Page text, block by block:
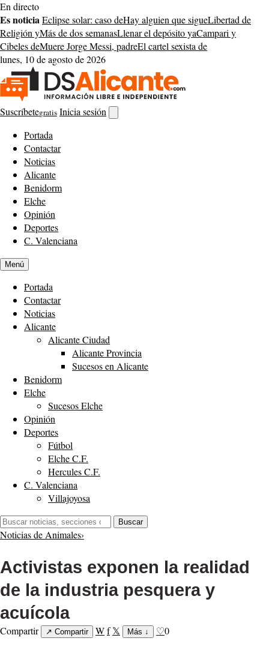
Saltar
al
contenido
En directo
Es noticiaEclipse solar: caso deHay alguien que sigueLibertad de
Religión yMás de dos semanasLlenar el depósito yaCampari y
Cibeles deMuere Jorge Messi, padreEl cartel sexista de
lunes, 10 de agosto de 2026
Suscríbetegratis Inicia sesión
buscador
Portada
Contactar
Noticias
Alicante
Benidorm
Elche
Opinión
Deportes
C. Valenciana
Menú
Portada
Contactar
Noticias
Alicante
Alicante Ciudad
Alicante Provincia
Sucesos en Alicante
Benidorm
Elche
Sucesos Elche
Opinión
Deportes
Fútbol
Elche C.F.
Hercules C.F.
C. Valenciana
Villajoyosa
Buscar:
Buscar
Noticias de Animales›
Activistas exponen la realidad
de la industria pesquera y
acuícola
Compartir ↗ Compartir Wf 𝕏 Más ↓ ♡0